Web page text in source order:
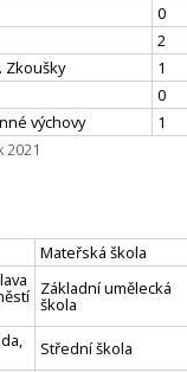
0
2
Zkoušky
1
0
výchovy
1
2021
Mateřská škola
Základní umělecká
škola
Střední škola